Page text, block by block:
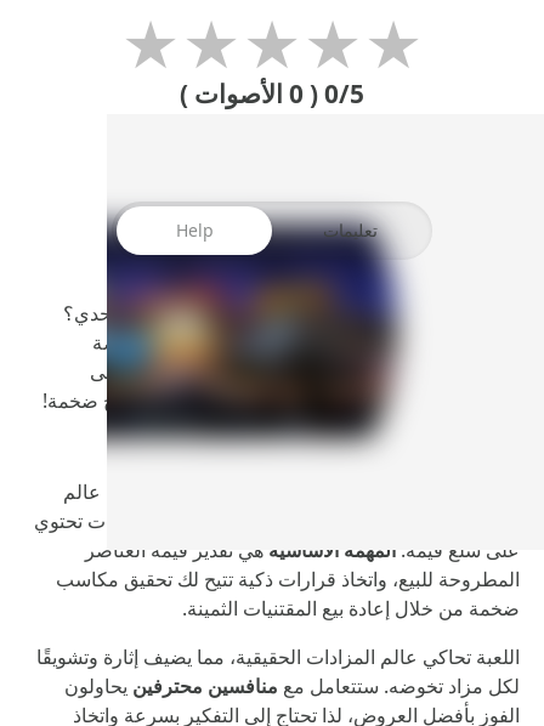
★
★
★
★
★
0/5( 0 الأصوات )
تعليمات Help
هل أنت مستعد لخوض تجربة ممتعة مليئة بالإثارة والتحدي؟
يمنحك فرصة
الانغماس في عالم المزادات حيث يمكنك المنافسة على
مقتنيات نادرة، اتخاذ قرارات استراتيجية، وتحقيق أرباح ضخمة!
تأخذك إلى عالم
المزادات حيث يمكنك المزايدة على مخازن ومستودعات تحتوي
على سلع قيمة. المهمة الأساسية هي تقدير قيمة العناصر
المطروحة للبيع، واتخاذ قرارات ذكية تتيح لك تحقيق مكاسب
ضخمة من خلال إعادة بيع المقتنيات الثمينة.
اللعبة تحاكي عالم المزادات الحقيقية، مما يضيف إثارة وتشويقًا
لكل مزاد تخوضه. ستتعامل مع منافسين محترفين يحاولون
الفوز بأفضل العروض، لذا تحتاج إلى التفكير بسرعة واتخاذ